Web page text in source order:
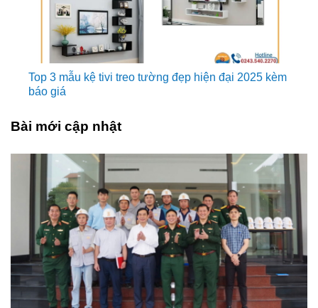
Top 3 mẫu kệ tivi treo tường đẹp hiện đại 2025 kèm
báo giá
Bài mới cập nhật